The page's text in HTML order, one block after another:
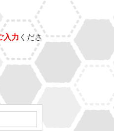
入力 くださ